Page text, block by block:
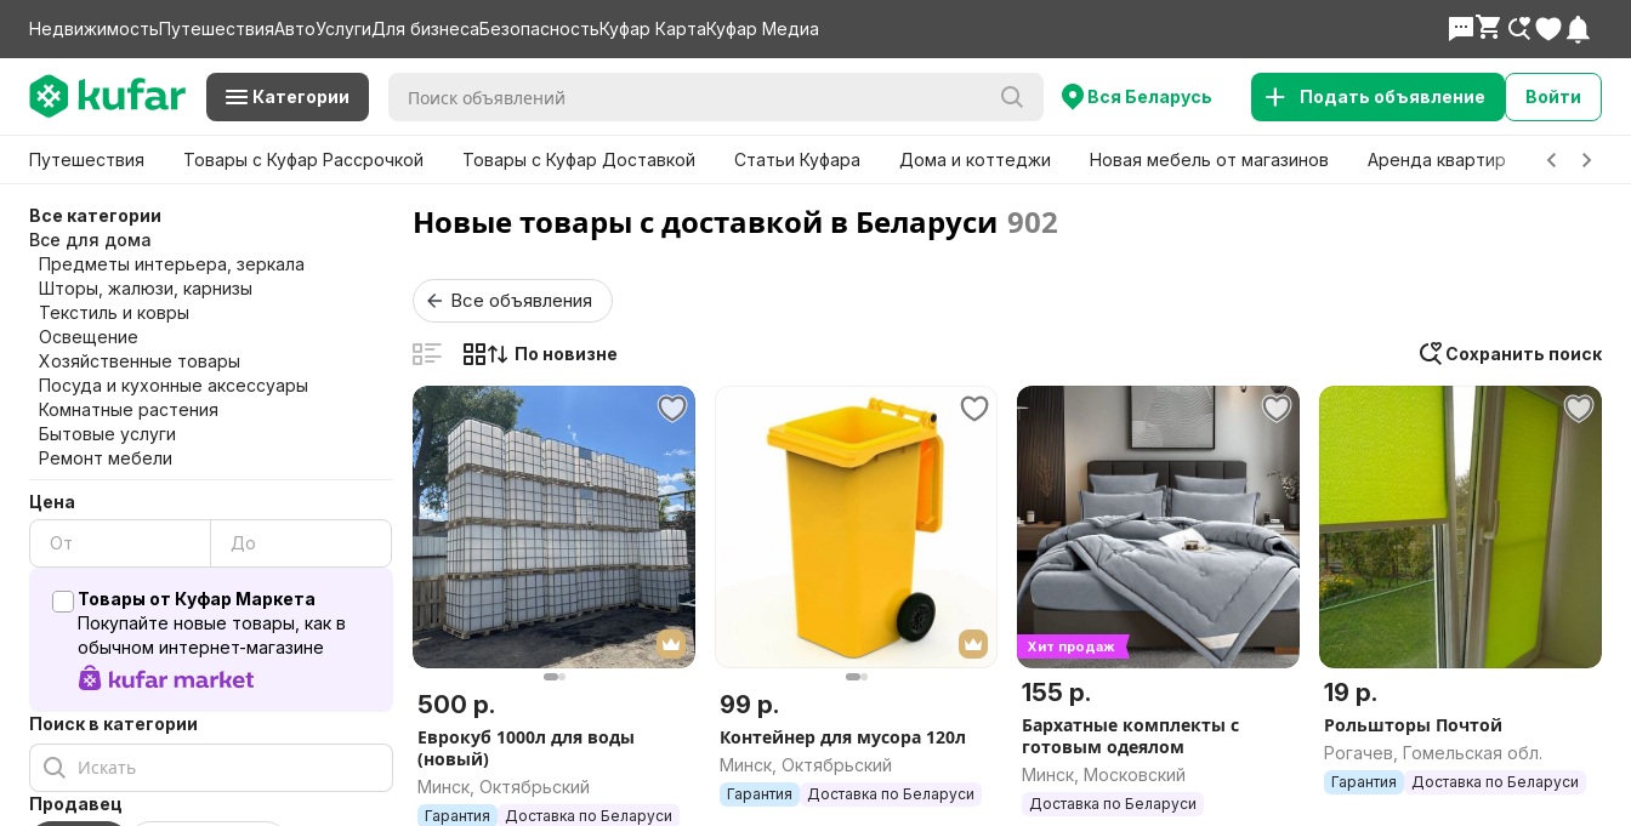
НедвижимостьПутешествияАвтоУслугиДля бизнесаБезопасностьКуфар КартаКуфар Медиа
Категории Вся Беларусь Подать объявление Войти
Путешествия Товары с Куфар Рассрочкой Товары с Куфар Доставкой Статьи Куфара Дома и коттеджи Новая мебель от магазинов Аренда квартир Детские
Все категории
Все для дома
Предметы интерьера, зеркала
Шторы, жалюзи, карнизы
Текстиль и ковры
Освещение
Хозяйственные товары
Посуда и кухонные аксессуары
Комнатные растения
Бытовые услуги
Ремонт мебели
Цена
Товары от Куфар Маркета
Покупайте новые товары, как в
обычном интернет-магазине
Поиск в категории
Продавец
Новые товары с доставкой в Беларуси 902
Все объявления
Сохранить поиск
По новизне
500 р.
Еврокуб 1000л для воды
(новый)
Минск, Октябрьский
Гарантия Доставка по Беларуси
99 р.
Контейнер для мусора 120л
Минск, Октябрьский
Гарантия Доставка по Беларуси
Хит продаж
155 р.
Бархатные комплекты с
готовым одеялом
Минск, Московский
Доставка по Беларуси
19 р.
Рольшторы Почтой
Рогачев, Гомельская обл.
Гарантия Доставка по Беларуси